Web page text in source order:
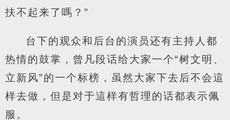
扶不起来了嗎？”
台下的观众和后台的演员还有主持人都
热情的鼓掌，曾凡段话给大家一个“树文明、
立新风”的一个标榜，虽然大家下去后不会這
样去做，但是对于這样有哲理的话都表示佩
服。